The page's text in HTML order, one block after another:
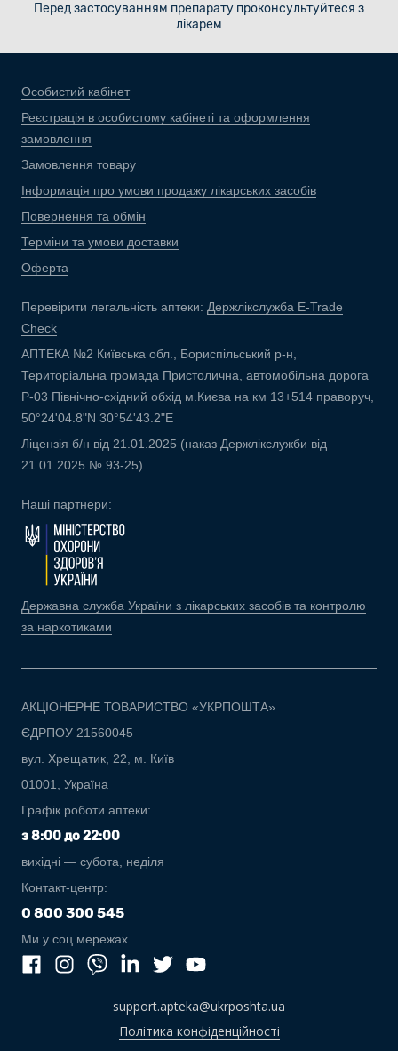
Перед застосуванням препарату проконсультуйтеся з
лікарем
Особистий кабінет
Реєстрація в особистому кабінеті та оформлення
замовлення
Замовлення товару
Інформація про умови продажу лікарських засобів
Повернення та обмін
Терміни та умови доставки
Оферта
Перевірити легальність аптеки: Держлікслужба E-Trade
Check
АПТЕКА №2 Київська обл., Бориспільський р-н,
Територіальна громада Пристолична, автомобільна дорога
Р-03 Північно-східний обхід м.Києва на км 13+514 праворуч,
50°24'04.8"N 30°54'43.2"E
Ліцензія б/н від 21.01.2025 (наказ Держлікслужби від
21.01.2025 № 93-25)
Наші партнери:
Державна служба України з лікарських засобів та контролю
за наркотиками
АКЦІОНЕРНЕ ТОВАРИСТВО «УКРПОШТА»
ЄДРПОУ 21560045
вул. Хрещатик, 22, м. Київ
01001, Україна
Графік роботи аптеки:
з 8:00 до 22:00
вихідні — субота, неділя
Контакт-центр:
0 800 300 545
Ми у соц.мережах
support.apteka@ukrposhta.ua
Політика конфіденційності